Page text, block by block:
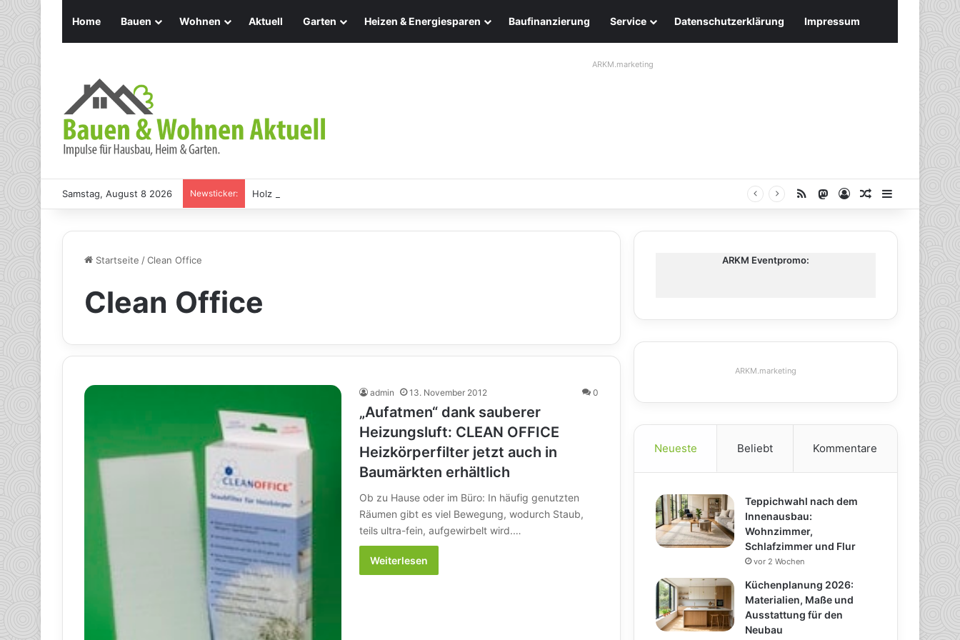
Home Bauen Wohnen Aktuell Garten Heizen & Energiesparen Baufinanzierung Service Datenschutzerklärung Impressum
ARKM.marketing
Samstag, August 8 2026 Newsticker: Holz Pendelleuchten: Eleganz und Nachhaltigkeit für Ihr Zuhause RSS Mastodon
AnmeldenZufälliger
Startseite /Clean Office
Clean Office
admin 13. November 2012 0
„Aufatmen“ dank sauberer
Heizungsluft: CLEAN OFFICE
Heizkörperfilter jetzt auch in
Baumärkten erhältlich
Ob zu Hause oder im Büro: In häufig genutzten
Räumen gibt es viel Bewegung, wodurch Staub,
teils ultra-fein, aufgewirbelt wird.…
Weiterlesen
ARKM Eventpromo:
ARKM.marketing
Neueste Beliebt Kommentare
Teppichwahl nach dem
Innenausbau:
Wohnzimmer,
Schlafzimmer und Flur
vor 2 Wochen
Küchenplanung 2026:
Materialien, Maße und
Ausstattung für den
Neubau